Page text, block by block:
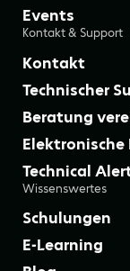
Events
Kontakt & Support
Kontakt
Technischer
Beratung
Technical
Wissenswertes
Schulungen
E-Learning